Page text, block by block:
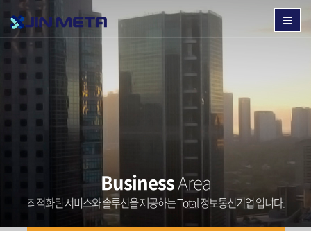
BusinessArea
최적화된 서비스와 솔루션을 제공하는 Total 정보통신기업 입니다.